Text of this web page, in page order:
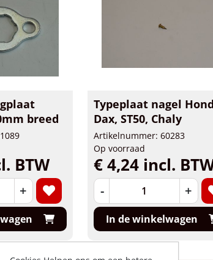
breed
BTW
+
Typeplaat nagel
Dax, ST50, Chaly
Artikelnummer: 60283
Op voorraad
€ 4,24 incl.
- +
In de winkelwagen